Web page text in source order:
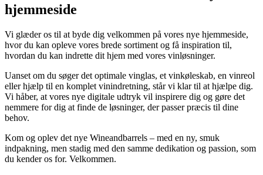
hjemmeside
Vi glæder os til at byde dig velkommen på vores nye hjemmeside,
hvor du kan opleve vores brede sortiment og få inspiration til,
hvordan du kan indrette dit hjem med vores vinløsninger.
Uanset om du søger det optimale vinglas, et vinkøleskab, en vinreol
eller hjælp til en komplet vinindretning, står vi klar til at hjælpe dig.
Vi håber, at vores nye digitale udtryk vil inspirere dig og gøre det
nemmere for dig at finde de løsninger, der passer præcis til dine
behov.
Kom og oplev det nye Wineandbarrels – med en ny, smuk
indpakning, men stadig med den samme dedikation og passion, som
du kender os for. Velkommen.